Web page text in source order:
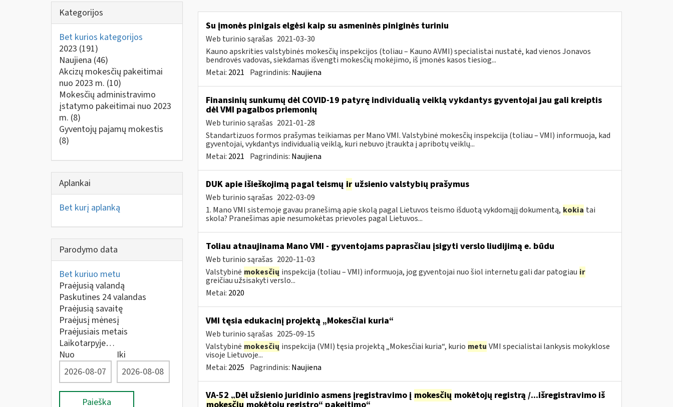
Kategorijos
Bet kurios kategorijos
2023 (191)
Naujiena (46)
Akcizų mokesčių pakeitimai
nuo 2023 m. (10)
Mokesčių administravimo
įstatymo pakeitimai nuo 2023
m. (8)
Gyventojų pajamų mokestis
(8)
Aplankai
Bet kurį aplanką
Parodymo data
Bet kuriuo metu
Praėjusią valandą
Paskutines 24 valandas
Praėjusią savaitę
Praėjusį mėnesį
Praėjusiais metais
Laikotarpyje…
Nuo
Iki
Paieška
Su įmonės pinigais elgėsi kaip su asmeninės piniginės turiniu
Web turinio sąrašas 2021-03-30
Kauno apskrities valstybinės mokesčių inspekcijos (toliau – Kauno AVMI) specialistai nustatė, kad vienos Jonavos
bendrovės vadovas, siekdamas išvengti mokesčių mokėjimo, iš įmonės kasos tiesiog...
Metai: 2021 Pagrindinis: Naujiena
Finansinių sunkumų dėl COVID-19 patyrę individualią veiklą vykdantys gyventojai jau gali kreiptis
dėl VMI pagalbos priemonių
Web turinio sąrašas 2021-01-28
Standartizuos formos prašymas teikiamas per Mano VMI. Valstybinė mokesčių inspekcija (toliau – VMI) informuoja, kad
gyventojai, vykdantys individualią veiklą, kuri nebuvo įtraukta į apribotų veiklų...
Metai: 2021 Pagrindinis: Naujiena
DUK apie išieškojimą pagal teismų iružsienio valstybių prašymus
Web turinio sąrašas 2022-03-09
1. Mano VMI sistemoje gavau pranešimą apie skolą pagal Lietuvos teismo išduotą vykdomąjį dokumentą, kokia tai
skola? Pranešimas apie nesumokėtas prievoles pagal Lietuvos...
Toliau atnaujinama Mano VMI - gyventojams paprasčiau įsigyti verslo liudijimą e. būdu
Web turinio sąrašas 2020-11-03
Valstybinė mokesčių inspekcija (toliau – VMI) informuoja, jog gyventojai nuo šiol internetu gali dar patogiau ir
greičiau užsisakyti verslo...
Metai: 2020
VMI tęsia edukacinį projektą „Mokesčiai kuria“
Web turinio sąrašas 2025-09-15
Valstybinė mokesčių inspekcija (VMI) tęsia projektą „Mokesčiai kuria“, kurio metu VMI specialistai lankysis mokyklose
visoje Lietuvoje...
Metai: 2025 Pagrindinis: Naujiena
VA-52 „Dėl užsienio juridinio asmens įregistravimo į mokesčių mokėtojų registrą /...išregistravimo iš